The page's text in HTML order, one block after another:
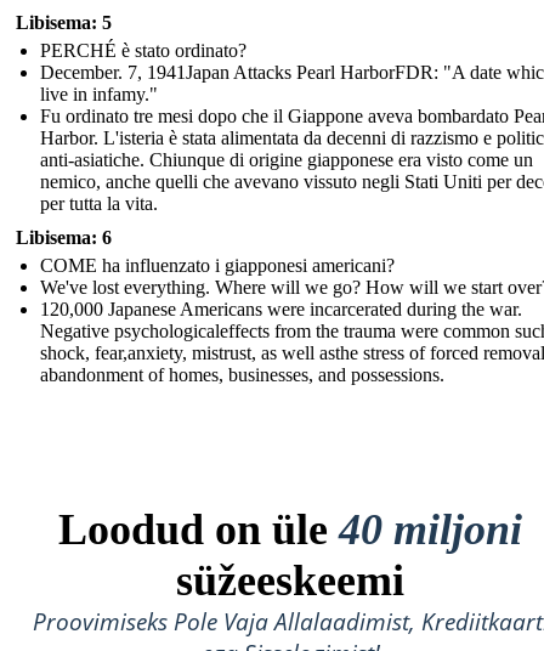
Libisema: 5
PERCHÉ è stato ordinato?
December. 7, 1941Japan Attacks Pearl HarborFDR: "A date
live in infamy."
Fu ordinato tre mesi dopo che il Giappone aveva bombardato
Harbor. L'isteria è stata alimentata da decenni di razzismo e
anti-asiatiche. Chiunque di origine giapponese era visto come un
nemico, anche quelli che avevano vissuto negli Stati Uniti per
per tutta la vita.
Libisema: 6
COME ha influenzato i giapponesi americani?
We've lost everything. Where will we go? How will we start
120,000 Japanese Americans were incarcerated during the war.
Negative psychologicaleffects from the trauma were common
shock, fear,anxiety, mistrust, as well asthe stress of forced
abandonment of homes, businesses, and possessions.
Loodud on üle40 miljoni
süžeeskeemi
Proovimiseks Pole Vaja Allalaadimist,